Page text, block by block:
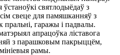
святлодыёдаў з
свеце для памяшканняў з
пральні, гаражы і падвалы.
апрацоўка ліставога
з парашковым пакрыццём,
рамы.